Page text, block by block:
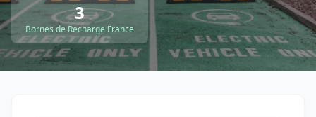
3
Bornes de Recharge France